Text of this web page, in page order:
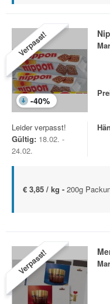
Verpasst!
-40%
Leider verpasst!
Gültig: 18.02. -
24.02.
€ 3,85 / kg - 200g
Verpasst!